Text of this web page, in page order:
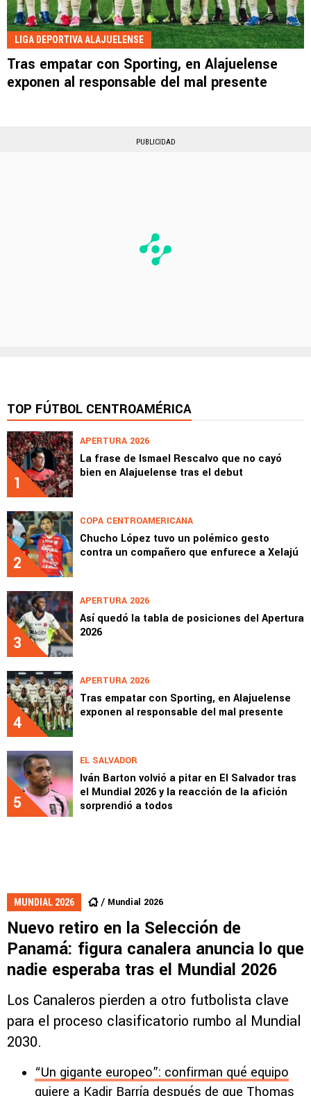
LIGA DEPORTIVA ALAJUELENSE
Tras empatar con Sporting, en Alajuelense
exponen al responsable del mal presente
PUBLICIDAD
TOP FÚTBOL CENTROAMÉRICA
1
APERTURA 2026
La frase de Ismael Rescalvo que no cayó
bien en Alajuelense tras el debut
2
COPA CENTROAMERICANA
Chucho López tuvo un polémico gesto
contra un compañero que enfurece a Xelajú
3
APERTURA 2026
Así quedó la tabla de posiciones del Apertura
2026
4
APERTURA 2026
Tras empatar con Sporting, en Alajuelense
exponen al responsable del mal presente
5
EL SALVADOR
Iván Barton volvió a pitar en El Salvador tras
el Mundial 2026 y la reacción de la afición
sorprendió a todos
MUNDIAL 2026 Mundial 2026
Nuevo retiro en la Selección de
Panamá: figura canalera anuncia lo que
nadie esperaba tras el Mundial 2026
Los Canaleros pierden a otro futbolista clave
para el proceso clasificatorio rumbo al Mundial
2030.
“Un gigante europeo”: confirman qué equipo
quiere a Kadir Barría después de que Thomas